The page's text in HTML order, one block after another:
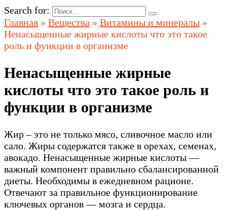
Search for:
Главная » Вещества » Витамины и минералы »
Ненасыщенные жирные кислоты что это такое
роль и функции в организме
Ненасыщенные жирные
кислоты что это такое роль и
функции в организме
Жир – это не только мясо, сливочное масло или
сало. Жиры содержатся также в орехах, семенах,
авокадо. Ненасыщенные жирные кислоты —
важный компонент правильно сбалансированной
диеты. Необходимы в ежедневном рационе.
Отвечают за правильное функционирование
ключевых органов — мозга и сердца.